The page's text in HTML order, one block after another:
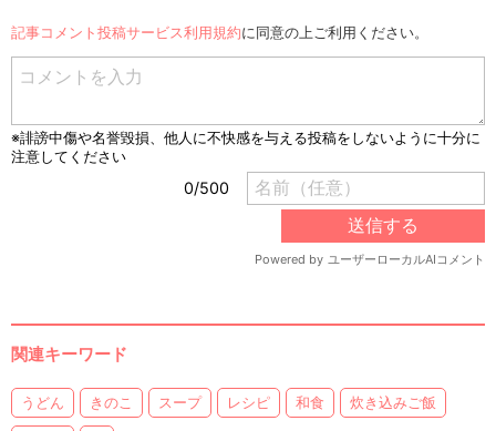
記事コメント投稿サービス利用規約に同意の上ご利用ください。
関連キーワード
うどん きのこ スープ レシピ 和食 炊き込みご飯